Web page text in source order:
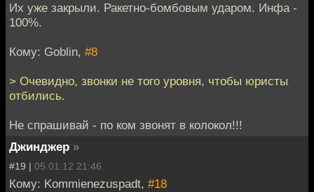
Их уже закрыли. Ракетно-бомбовым ударом. Инфа -
100%.
Кому: Goblin, #8
> Очевидно, звонки не того уровня, чтобы юристы
отбились.
Не спрашивай - по ком звонят в колокол!!!
Джинджер »
#19 | 05.01.12 21:46
Кому: Kommienezuspadt, #18